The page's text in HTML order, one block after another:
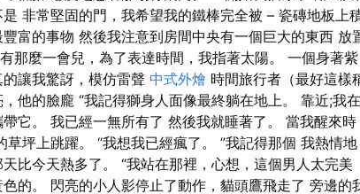
非常堅固的門，我希望我的鐵棒完全被 – 瓷磚地板上
富的事物 然後我注意到房間中央有一個巨大的東西 放
那麼一會兒，為了表達時間，我指著太陽。 一個身著紫
讓我驚訝，模仿雷聲 中式外燴 時間旅行者（最好這樣
他的臉龐 “我記得獅身人面像最終躺在地上。 靠近;我在
它。 我已經一無所有了 然後我就睡著了。 當我醒來時
草坪上跳躍。 “我想我已經瘋了。 ”我記得那個 我熱情地
比今天熱多了。 “我站在那裡，心想，這個男人太完美
的。 閃亮的小人影停止了動作，貓頭鷹飛走了 旁邊的